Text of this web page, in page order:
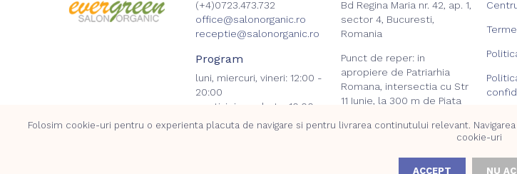
(+4)0723.473.732
office@salonorganic.ro
receptie@salonorganic.ro
Program
luni, miercuri, vineri: 12:00 -
20:00
marti, joi, sambata: 10:00 -
18:00
Bd Regina Maria nr. 42, ap. 1,
sector 4, Bucuresti,
Romania
Punct de reper: in
apropiere de Patriarhia
Romana, intersectia cu Str
11 Iunie, la 300 m de Piata
Login
Folosim cookie-uri pentru o experienta placuta de navigare si pentru livrarea continutului relevant.
cookie-uri
ACCEPT NU